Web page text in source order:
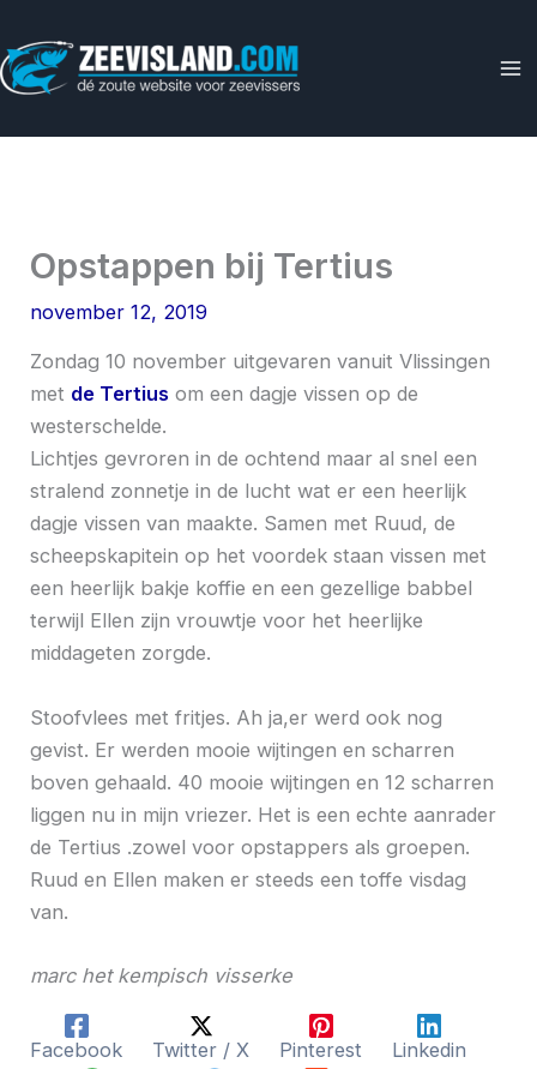
naar
de
Opstappen bij Tertius
november 12, 2019
Zondag 10 november uitgevaren vanuit Vlissingen
met de Tertius om een dagje vissen op de
westerschelde.
Lichtjes gevroren in de ochtend maar al snel een
stralend zonnetje in de lucht wat er een heerlijk
dagje vissen van maakte. Samen met Ruud, de
scheepskapitein op het voordek staan vissen met
een heerlijk bakje koffie en een gezellige babbel
terwijl Ellen zijn vrouwtje voor het heerlijke
middageten zorgde.
Stoofvlees met fritjes. Ah ja,er werd ook nog
gevist. Er werden mooie wijtingen en scharren
boven gehaald. 40 mooie wijtingen en 12 scharren
liggen nu in mijn vriezer. Het is een echte aanrader
de Tertius .zowel voor opstappers als groepen.
Ruud en Ellen maken er steeds een toffe visdag
van.
marc het kempisch visserke
Facebook Twitter / X Pinterest Linkedin